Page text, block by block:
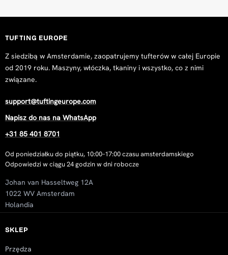
SKLEP
Przędza
TUFTING EUROPE
Z siedzibą w Amsterdamie, zaopatrujemy tufterów w całej Europie
od 2019 roku. Maszyny, włóczka, tkaniny i wszystko, co z nimi
związane.
support@tuftingeurope.com
Napisz do nas na WhatsApp
+31 85 401 8701
Od poniedziałku do piątku, 10:00–17:00 czasu amsterdamskiego
Odpowiedzi w ciągu 24 godzin w dni robocze
Johan van Hasseltweg 12A
1022 WV Amsterdam
Holandia